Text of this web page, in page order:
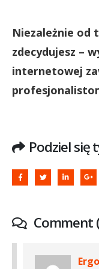
Niezależnie od
zdecydujesz –
internetowej
Podziel się
Comment